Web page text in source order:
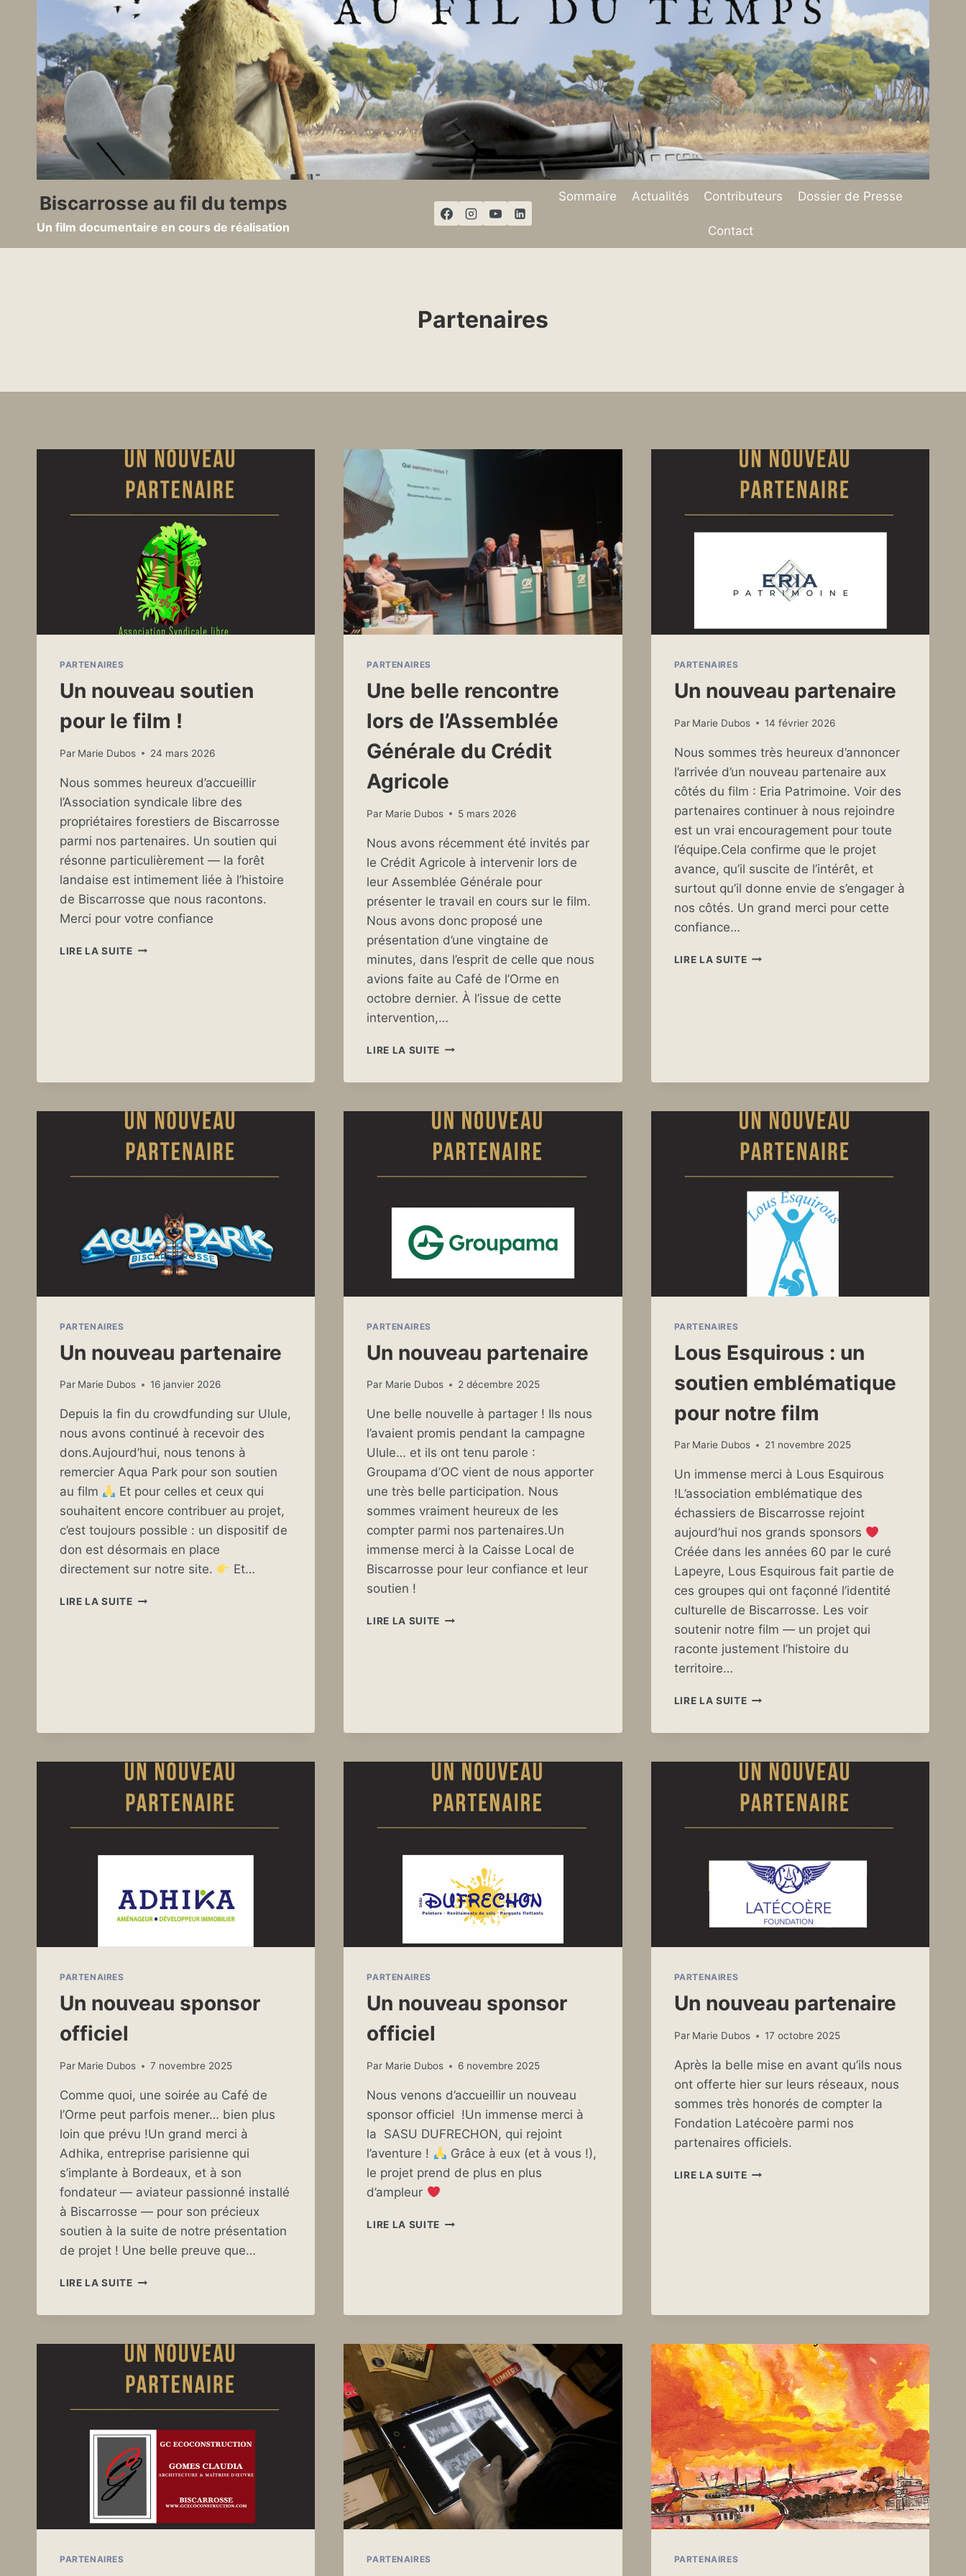
contenu
Biscarrosse au fil du temps
Un film documentaire en cours de réalisation
Sommaire Actualités Contributeurs Dossier de Presse
Contact
Partenaires
PARTENAIRES
Un nouveau soutien
pour le film !
Par Marie Dubos 24 mars 2026
Nous sommes heureux d’accueillir
l’Association syndicale libre des
propriétaires forestiers de Biscarrosse
parmi nos partenaires. Un soutien qui
résonne particulièrement — la forêt
landaise est intimement liée à l’histoire
de Biscarrosse que nous racontons.
Merci pour votre confiance
LIRE LA SUITEUN
PARTENAIRES
Une belle rencontre
lors de l’Assemblée
Générale du Crédit
Agricole
Par Marie Dubos 5 mars 2026
Nous avons récemment été invités par
le Crédit Agricole à intervenir lors de
leur Assemblée Générale pour
présenter le travail en cours sur le film.
Nous avons donc proposé une
présentation d’une vingtaine de
minutes, dans l’esprit de celle que nous
avions faite au Café de l’Orme en
octobre dernier. À l’issue de cette
intervention,…
LIRE LA SUITE UNE
L’ASSEMBLÉE
DU
PARTENAIRES
Un nouveau partenaire
Par Marie Dubos 14 février 2026
Nous sommes très heureux d’annoncer
l’arrivée d’un nouveau partenaire aux
côtés du film : Eria Patrimoine. Voir des
partenaires continuer à nous rejoindre
est un vrai encouragement pour toute
l’équipe.Cela confirme que le projet
avance, qu’il suscite de l’intérêt, et
surtout qu’il donne envie de s’engager à
nos côtés. Un grand merci pour cette
confiance…
LIRE LA SUITEUN
PARTENAIRES
Un nouveau partenaire
Par Marie Dubos 16 janvier 2026
Depuis la fin du crowdfunding sur Ulule,
nous avons continué à recevoir des
dons.Aujourd’hui, nous tenons à
remercier Aqua Park pour son soutien
au film
Et pour celles et ceux qui
souhaitent encore contribuer au projet,
c’est toujours possible : un dispositif de
don est désormais en place
directement sur notre site.
Et…
LIRE LA SUITEUN
PARTENAIRES
Un nouveau partenaire
Par Marie Dubos 2 décembre 2025
Une belle nouvelle à partager ! Ils nous
l’avaient promis pendant la campagne
Ulule… et ils ont tenu parole :
Groupama d’OC vient de nous apporter
une très belle participation. Nous
sommes vraiment heureux de les
compter parmi nos partenaires.Un
immense merci à la Caisse Local de
Biscarrosse pour leur confiance et leur
soutien !
LIRE LA SUITE UN
PARTENAIRES
Lous Esquirous : un
soutien emblématique
pour notre film
Par Marie Dubos 21 novembre 2025
Un immense merci à Lous Esquirous
!L’association emblématique des
échassiers de Biscarrosse rejoint
aujourd’hui nos grands sponsors
Créée dans les années 60 par le curé
Lapeyre, Lous Esquirous fait partie de
ces groupes qui ont façonné l’identité
culturelle de Biscarrosse. Les voir
soutenir notre film — un projet qui
raconte justement l’histoire du
territoire…
LIRE LA SUITELOUS
EMBLÉMATIQUE
NOTRE
PARTENAIRES
Un nouveau sponsor
officiel
Par Marie Dubos 7 novembre 2025
Comme quoi, une soirée au Café de
l’Orme peut parfois mener… bien plus
loin que prévu !Un grand merci à
Adhika, entreprise parisienne qui
s’implante à Bordeaux, et à son
fondateur — aviateur passionné installé
à Biscarrosse — pour son précieux
soutien à la suite de notre présentation
de projet ! Une belle preuve que…
LIRE LA SUITEUN
PARTENAIRES
Un nouveau sponsor
officiel
Par Marie Dubos 6 novembre 2025
Nous venons d’accueillir un nouveau
sponsor officiel !Un immense merci à
la SASU DUFRECHON, qui rejoint
l’aventure !
Grâce à eux (et à vous !),
le projet prend de plus en plus
d’ampleur
LIRE LA SUITE UN
PARTENAIRES
Un nouveau partenaire
Par Marie Dubos 17 octobre 2025
Après la belle mise en avant qu’ils nous
ont offerte hier sur leurs réseaux, nous
sommes très honorés de compter la
Fondation Latécoère parmi nos
partenaires officiels.
LIRE LA SUITEUN
PARTENAIRES PARTENAIRES PARTENAIRES